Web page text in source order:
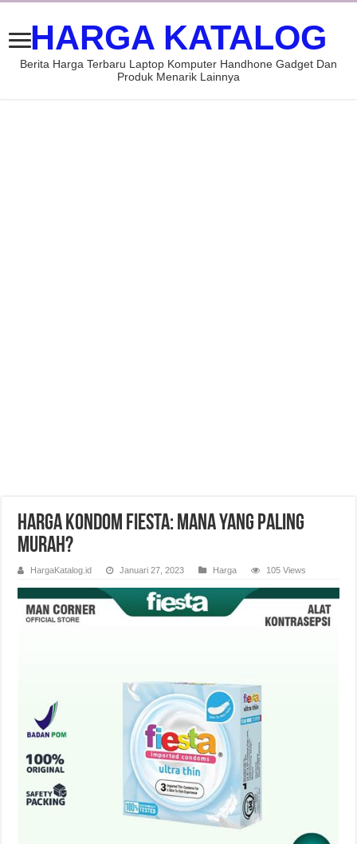
HARGA KATALOG
Berita Harga Terbaru Laptop Komputer Handhone Gadget Dan
Produk Menarik Lainnya
Harga Kondom Fiesta: Mana yang Paling
Murah?
HargaKatalog.id Januari 27, 2023 Harga 105 Views